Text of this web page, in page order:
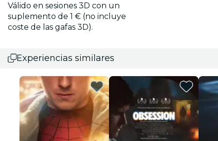
Válido en sesiones 3D con un
suplemento de 1 € (no incluye
coste de las gafas 3D).
Experiencias similares